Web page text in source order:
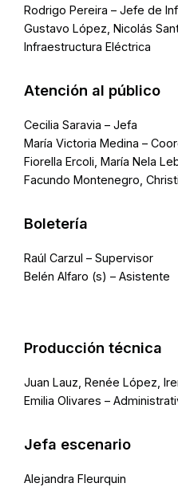
Rodrigo Pereira – Jefe de
Gustavo López, Nicolás
Infraestructura Eléctrica
Atención al público
Cecilia Saravia – Jefa
María Victoria Medina –
Fiorella Ercoli, María Nela
Facundo Montenegro,
Boletería
Raúl Carzul – Supervisor
Belén Alfaro (s) – Asistente
Producción técnica
Juan Lauz, Renée López,
Emilia Olivares –
Jefa escenario
Alejandra Fleurquin